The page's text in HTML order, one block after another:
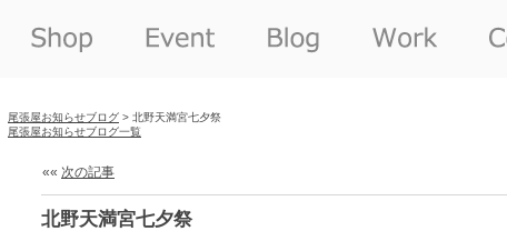
尾張屋お知らせブログ > 北野天満宮七夕祭
尾張屋お知らせブログ一覧
«« 次の記事
北野天満宮七夕祭